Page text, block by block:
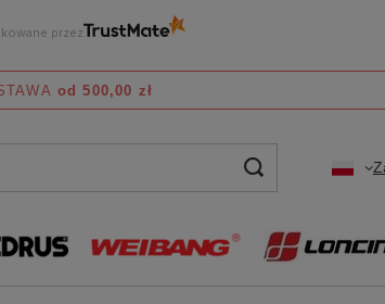
od 500,00 zł
przez